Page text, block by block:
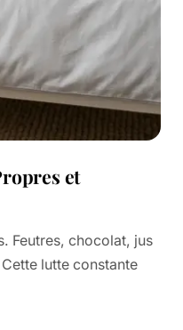
et
Feutres, chocolat, jus
lutte constante